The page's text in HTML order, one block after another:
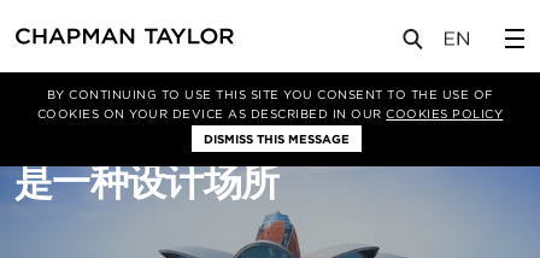
BY CONTINUING TO USE THIS SITE YOU CONSENT TO THE USE OF
COOKIES ON YOUR DEVICE AS DESCRIBED IN OURCOOKIES POLICY
DISMISS THIS MESSAGE
关于我们 服务 建筑设计
是一种设计场所